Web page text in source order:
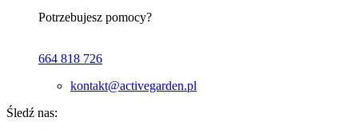
Potrzebujesz pomocy?
664 818 726
kontakt@activegarden.pl
Śledź nas: